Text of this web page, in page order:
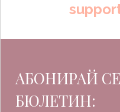
АБОНИРАЙ
БЮЛЕТИН: